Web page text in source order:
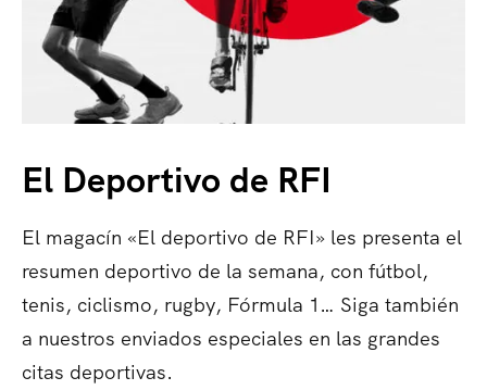
El Deportivo de RFI
El magacín «El deportivo de RFI» les presenta el
resumen deportivo de la semana, con fútbol,
tenis, ciclismo, rugby, Fórmula 1… Siga también
a nuestros enviados especiales en las grandes
citas deportivas.